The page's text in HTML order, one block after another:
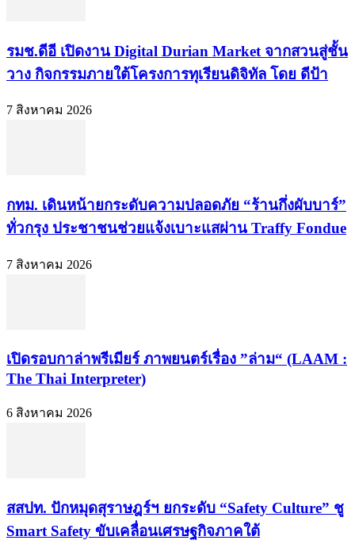
รมช.ดีอี เปิดงาน Digital Durian Market จากสวนสู่ชั้น
วาง กิจกรรมภายใต้โครงการทุเรียนดิจิทัล โดย ดีป้า
7 สิงหาคม 2026
กทม. เดินหน้ายกระดับความปลอดภัย “ร้านกึ่งผับบาร์”
ทั่วกรุง ประชาชนช่วยแจ้งเบาะแสผ่าน Traffy Fondue
7 สิงหาคม 2026
เปิดรอบกาล่าพรีเมียร์ ภาพยนตร์เรื่อง ”ล่าม“ (LAAM :
The Thai Interpreter)
6 สิงหาคม 2026
สสปท. ปักหมุดสุราษฎร์ฯ ยกระดับ “Safety Culture” ชู
Smart Safety ขับเคลื่อนเศรษฐกิจภาคใต้